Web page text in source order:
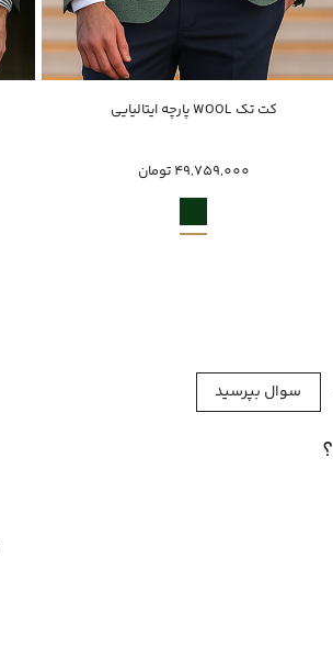
خرید سریع کت تک WOOL پارچه ایتالیایی
49,759,000 تومان
سوال بپرسید